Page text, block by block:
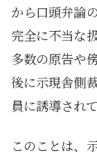
から口頭弁論
完全に不当な
多数の原告や
後に示現舎側
員に誘導され
このことは、